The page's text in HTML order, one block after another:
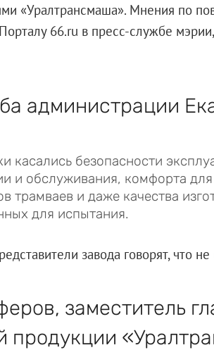
«Уралтрансмаша». Мнения по
66.ru в пресс-службе
администрации
касались безопасности
и обслуживания, комфорта
трамваев и даже качества
для испытания.
завода говорят, что не
заместитель
продукции